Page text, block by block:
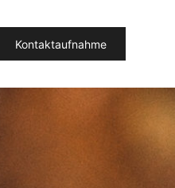
Kontaktaufnahme